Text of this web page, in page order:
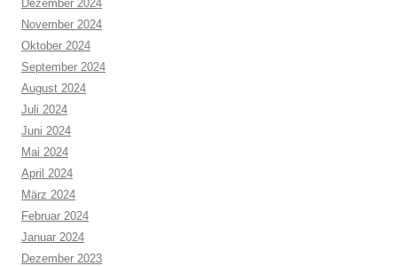
Dezember 2024
November 2024
Oktober 2024
September 2024
August 2024
Juli 2024
Juni 2024
Mai 2024
April 2024
März 2024
Februar 2024
Januar 2024
Dezember 2023